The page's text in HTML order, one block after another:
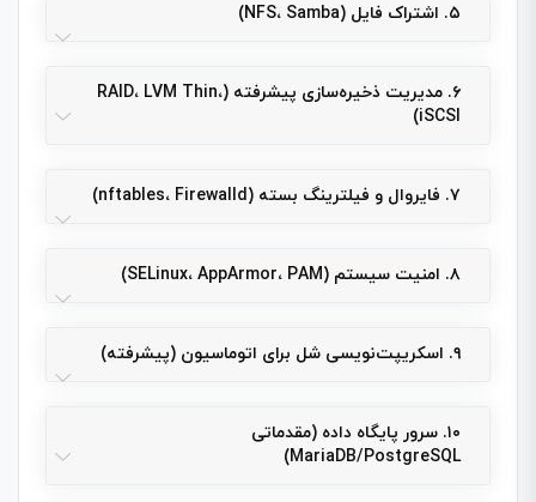
۵. اشتراک فایل (NFS، Samba)
۶. مدیریت ذخیره‌سازی پیشرفته (RAID، LVM Thin،
iSCSI)
۷. فایروال و فیلترینگ بسته (nftables، Firewalld)
۸. امنیت سیستم (SELinux، AppArmor، PAM)
۹. اسکریپت‌نویسی شل برای اتوماسیون (پیشرفته)
۱۰. سرور پایگاه داده (مقدماتی
MariaDB/PostgreSQL)